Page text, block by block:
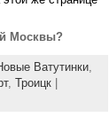
Москвы?
Ватутинки,
, Троицк|